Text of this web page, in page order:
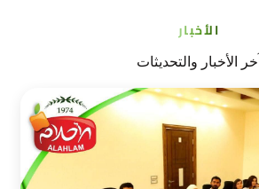
الأخبار
الأخبار والتحديثات